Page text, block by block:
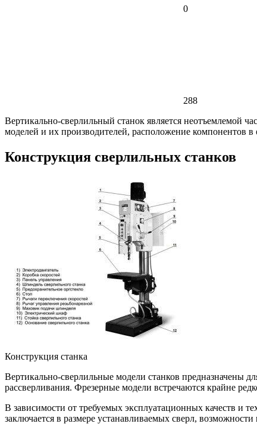
0
288
Вертикально-сверлильный станок является неотъемлемой
моделей и их производителей, расположение компонентов в
Конструкция сверлильных станков
Конструкция станка
Вертикально-сверлильные модели станков предназначены
рассверливания. Фрезерные модели встречаются крайне
В зависимости от требуемых эксплуатационных качеств и
заключается в размере устанавливаемых сверл,